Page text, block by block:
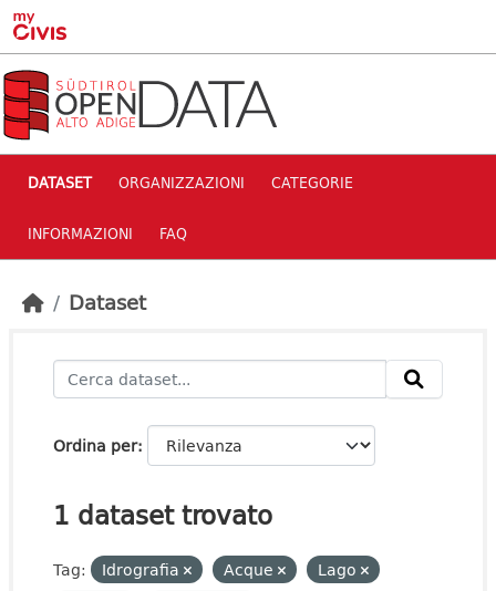
Skip to main content
DATASET ORGANIZZAZIONI CATEGORIE
INFORMAZIONI FAQ
Dataset
Ordina per
1 dataset trovato
Tag: Idrografia Acque
Lago